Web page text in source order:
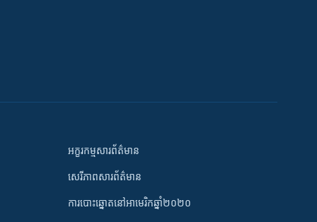
អក្ខរកម្មសារព័ត៌មាន
សេរីភាពសារព័ត៌មាន
ការបោះឆ្នោតនៅអាមេរិកឆ្នាំ២០២០